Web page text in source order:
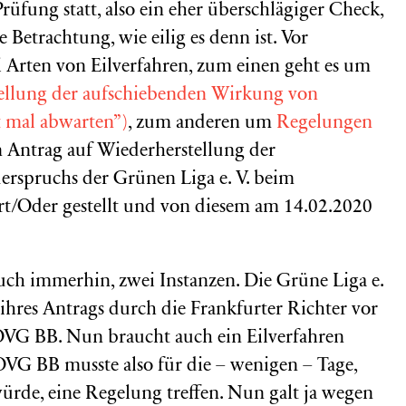
statt, also ein eher überschlägiger Check,
Betrachtung, wie eilig es denn ist. Vor
von Eilverfahren, zum einen geht es um
der aufschiebenden Wirkung von
abwarten”), zum anderen um Regelungen
Antrag auf Wiederherstellung der
der Grünen Liga e. V. beim
Oder gestellt und von diesem am 14.02.2020
immerhin, zwei Instanzen. Die Grüne Liga e.
Antrags durch die Frankfurter Richter vor
BB. Nun braucht auch ein Eilverfahren
BB musste also für die – wenigen – Tage,
eine Regelung treffen. Nun galt ja wegen